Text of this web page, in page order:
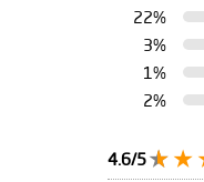
22%
3%
1%
2%
4.6/5